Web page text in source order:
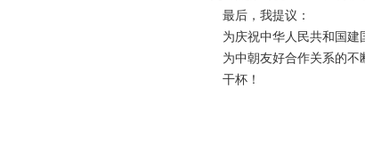
最后，我提议：
为庆祝中华人民共和国建
为中朝友好合作关系的不
干杯！